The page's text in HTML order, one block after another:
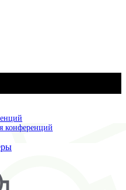
конференций